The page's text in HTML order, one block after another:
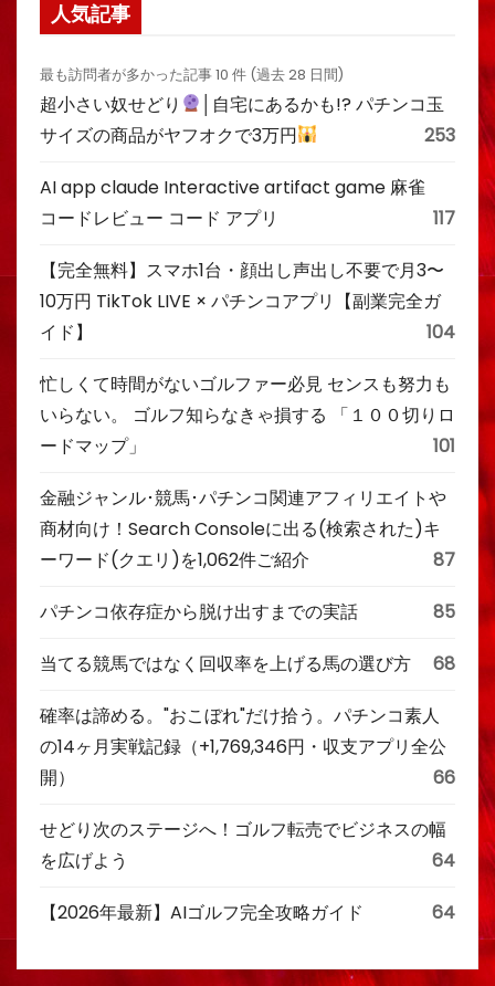
人気記事
最も訪問者が多かった記事 10 件 (過去 28 日間)
超小さい奴せどり
│自宅にあるかも!? パチンコ玉
サイズの商品がヤフオクで3万円
253
AI app claude Interactive artifact game 麻雀
コードレビュー コード アプリ
117
【完全無料】スマホ1台・顔出し声出し不要で月3〜
10万円 TikTok LIVE × パチンコアプリ【副業完全ガ
イド】
104
忙しくて時間がないゴルファー必見 センスも努力も
いらない。 ゴルフ知らなきゃ損する 「１００切りロ
ードマップ」
101
金融ジャンル･競馬･パチンコ関連アフィリエイトや
商材向け！Search Consoleに出る(検索された)キ
ーワード(クエリ)を1,062件ご紹介
87
パチンコ依存症から脱け出すまでの実話 85
当てる競馬ではなく回収率を上げる馬の選び方 68
確率は諦める。"おこぼれ"だけ拾う。パチンコ素人
の14ヶ月実戦記録（+1,769,346円・収支アプリ全公
開）
66
せどり次のステージへ！ゴルフ転売でビジネスの幅
を広げよう
64
【2026年最新】AIゴルフ完全攻略ガイド 64